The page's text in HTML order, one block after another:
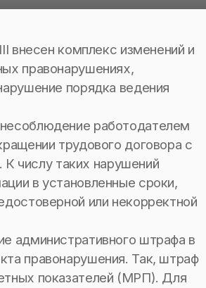
внесен комплекс изменений и
правонарушениях,
порядка ведения
работодателем
трудового договора с
числу таких нарушений
в установленные сроки,
или некорректной
административного штрафа в
правонарушения. Так, штраф
показателей (МРП). Для